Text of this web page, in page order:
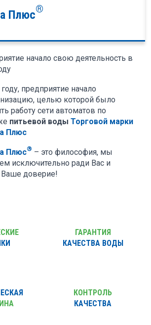
Плюс®
начало свою деятельность в
предприятие начало
целью которой было
работу сети автоматов по
питьевой воды Торговой марки
Плюс
Плюс® – это философия, мы
исключительно ради Вас и
доверие!
ГАРАНТИЯ
КАЧЕСТВА ВОДЫ
КОНТРОЛЬ
КАЧЕСТВА